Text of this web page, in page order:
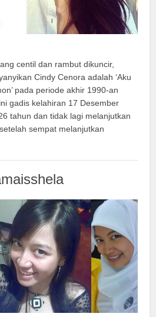
centil dan rambut dikuncir,
Cindy Cenora adalah ‘Aku
pada periode akhir 1990-an
gadis kelahiran 17 Desember
tahun dan tidak lagi melanjutkan
sempat melanjutkan